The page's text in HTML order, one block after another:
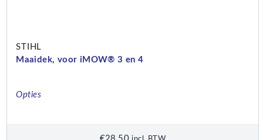
STIHL
Maaidek, voor iMOW® 3 en 4
Opties